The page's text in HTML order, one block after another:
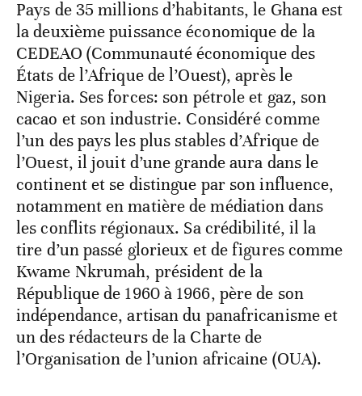
Pays de 35 millions d’habitants, le Ghana est
la deuxième puissance économique de la
CEDEAO (Communauté économique des
États de l’Afrique de l’Ouest), après le
Nigeria. Ses forces: son pétrole et gaz, son
cacao et son industrie. Considéré comme
l’un des pays les plus stables d’Afrique de
l’Ouest, il jouit d’une grande aura dans le
continent et se distingue par son influence,
notamment en matière de médiation dans
les conflits régionaux. Sa crédibilité, il la
tire d’un passé glorieux et de figures comme
Kwame Nkrumah, président de la
République de 1960 à 1966, père de son
indépendance, artisan du panafricanisme et
un des rédacteurs de la Charte de
l’Organisation de l’union africaine (OUA).